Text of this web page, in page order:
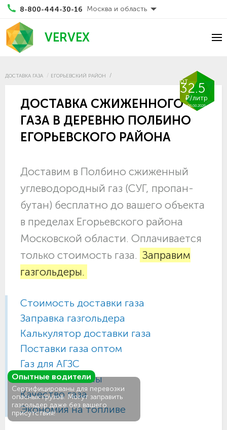
8-800-444-30-16 Москва и область
VERVEX
ДОСТАВКА ГАЗА ЕГОРЬЕВСКИЙ РАЙОН
от
32.5
₽/литр
08.08.2026
ДОСТАВКА СЖИЖЕННОГО
ГАЗА В ДЕРЕВНЮ ПОЛБИНО
ЕГОРЬЕВСКОГО РАЙОНА
Доставим в Полбино сжиженный
углеводородный газ (СУГ, пропан-
бутан) бесплатно до вашего объекта
в пределах Егорьевского района
Московской области. Оплачивается
только стоимость газа. Заправим
газгольдеры.
Стоимость доставки газа
Заправка газгольдера
Калькулятор доставки газа
Поставки газа оптом
Газ для АГЗС
Газовые баллоны
Качество газа
Экономия на топливе
Опытные водители
Сертифицированы для перевозки
опасных грузов. Могут заправить
газгольдер даже без вашего
присутствия!